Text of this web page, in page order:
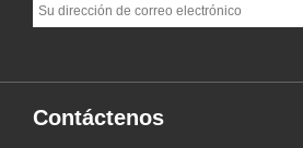
Contáctenos